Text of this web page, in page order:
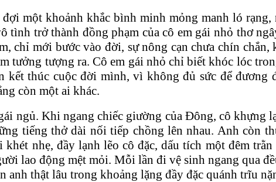
một khoảnh khắc bình minh mỏng manh ló
trở thành đồng phạm của cô em gái nhỏ thơ
chỉ mới bước vào đời, sự nông cạn chưa chín
tưởng tượng ra. Cô em gái nhỏ chỉ biết khóc lóc
thúc cuộc đời mình, vì không đủ sức để đương
còn một ai khác.
ngủ. Khi ngang chiếc giường của Đông, cô khựng
tiếng thở dài nối tiếp chồng lên nhau. Anh còn
nhẹ, đầy lạnh lẽo cô đặc, dấu tích một đêm
lao động mệt mỏi. Mỗi lần đi vệ sinh ngang qua
thật lâu trong khoảng lặng đầy đặc quánh trĩu